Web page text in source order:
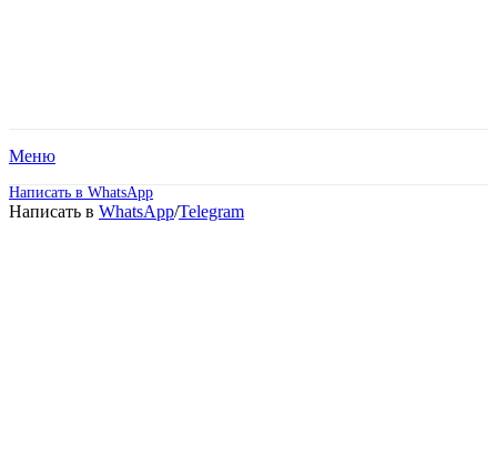
Меню
Написать в WhatsApp
Написать в WhatsApp/Telegram